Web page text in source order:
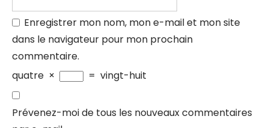
Enregistrer mon nom, mon e-mail et mon site
dans le navigateur pour mon prochain
commentaire.
quatre × = vingt-huit
Prévenez-moi de tous les nouveaux commentaires